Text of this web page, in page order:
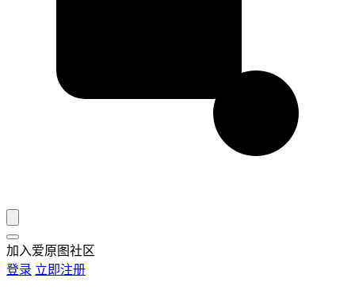
加入爱原图社区
登录 立即注册